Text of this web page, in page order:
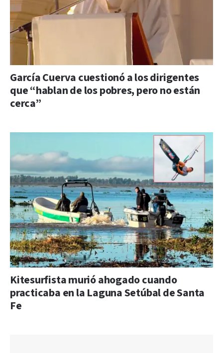
García Cuerva cuestionó a los dirigentes
que “hablan de los pobres, pero no están
cerca”
Kitesurfista murió ahogado cuando
practicaba en la Laguna Setúbal de Santa
Fe